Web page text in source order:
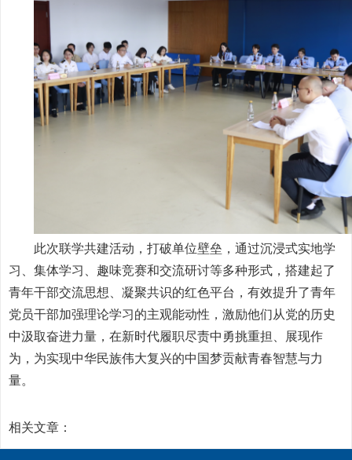
此次联学共建活动，打破单位壁垒，通过沉浸式实地学
习、集体学习、趣味竞赛和交流研讨等多种形式，搭建起了
青年干部交流思想、凝聚共识的红色平台，有效提升了青年
党员干部加强理论学习的主观能动性，激励他们从党的历史
中汲取奋进力量，在新时代履职尽责中勇挑重担、展现作
为，为实现中华民族伟大复兴的中国梦贡献青春智慧与力
量。
相关文章：